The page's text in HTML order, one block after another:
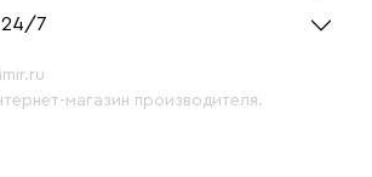
24/7
магазин производителя.